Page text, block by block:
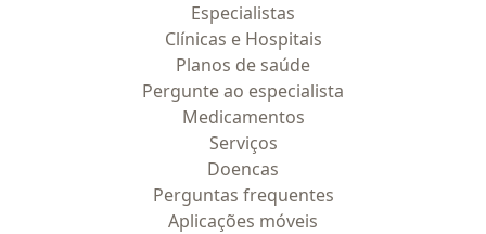
Especialistas
Clínicas e Hospitais
Planos de saúde
Pergunte ao especialista
Medicamentos
Serviços
Doencas
Perguntas frequentes
Aplicações móveis